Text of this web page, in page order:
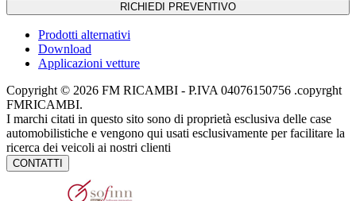
RICHIEDI PREVENTIVO
Prodotti alternativi
Download
Applicazioni vetture
Copyright © 2026 FM RICAMBI - P.IVA 04076150756 .copyrght
FMRICAMBI.
I marchi citati in questo sito sono di proprietà esclusiva delle case
automobilistiche e vengono qui usati esclusivamente per facilitare la
ricerca dei veicoli ai nostri clienti
CONTATTI